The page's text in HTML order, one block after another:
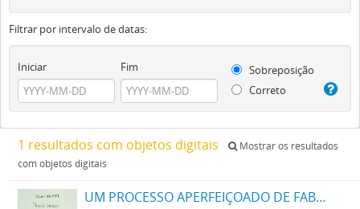
Filtrar por intervalo de datas:
Iniciar Fim
Sobreposição
Correto
1 resultados com objetos digitais
Mostrar os resultados
com objetos digitais
UM PROCESSO APERFEIÇOADO DE FABRICAÇÃO DE TINTAS PRETAS DE ENXOFRE